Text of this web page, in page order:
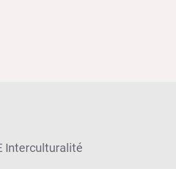
Interculturalité